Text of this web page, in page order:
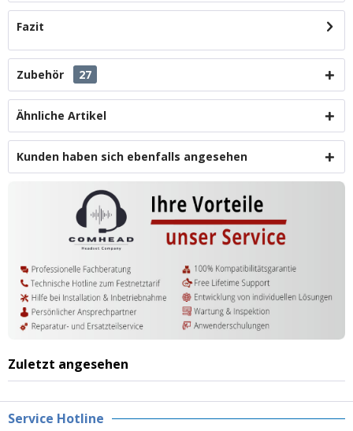
Fazit
Zubehör 27
Ähnliche Artikel
Kunden haben sich ebenfalls angesehen
Zuletzt angesehen
Service Hotline